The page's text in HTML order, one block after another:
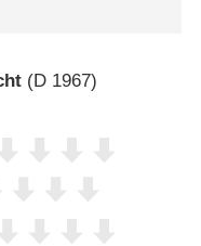
(D 1967)